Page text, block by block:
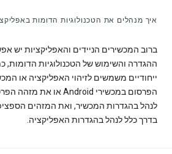
איך מנהלים את הטכנולוגיות הדומות
ברוב המכשירים הניידים והאפליקציות יש
ההגדרה והשימוש של הטכנולוגיות הדומות,
ייחודיים משמשים לזיהוי האפליקציה או
לנהל בהגדרות המכשיר, ואת המזהים
בדרך כלל לנהל בהגדרות האפליקציה.